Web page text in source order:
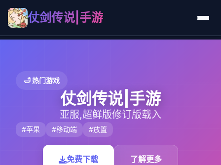
仗剑传说|手游
🛁 热门游戏
仗剑传说|手游
亚服,超鲜版修订版载入
#苹果 #移动端 #放置
免费下载 了解更多